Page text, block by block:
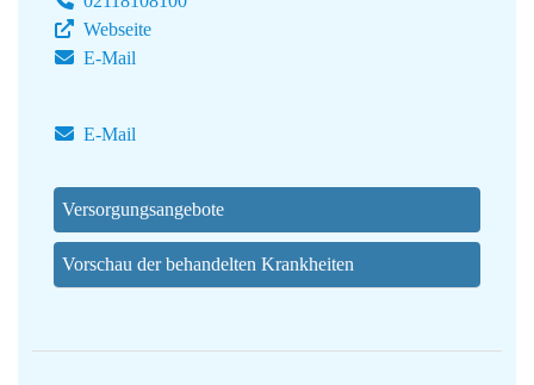
Webseite
E-Mail
E-Mail
Versorgungsangebote
Vorschau der behandelten Krankheiten